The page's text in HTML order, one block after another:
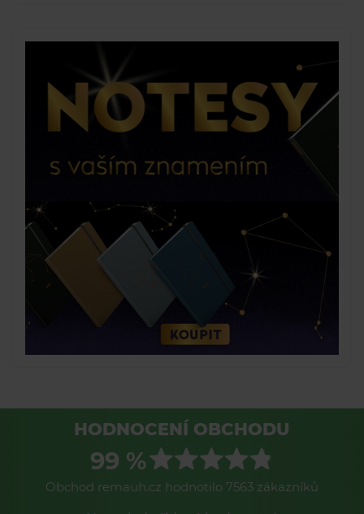
HODNOCENÍ OBCHODU
99 %
Obchod remauh.cz hodnotilo 7563 zákazníků